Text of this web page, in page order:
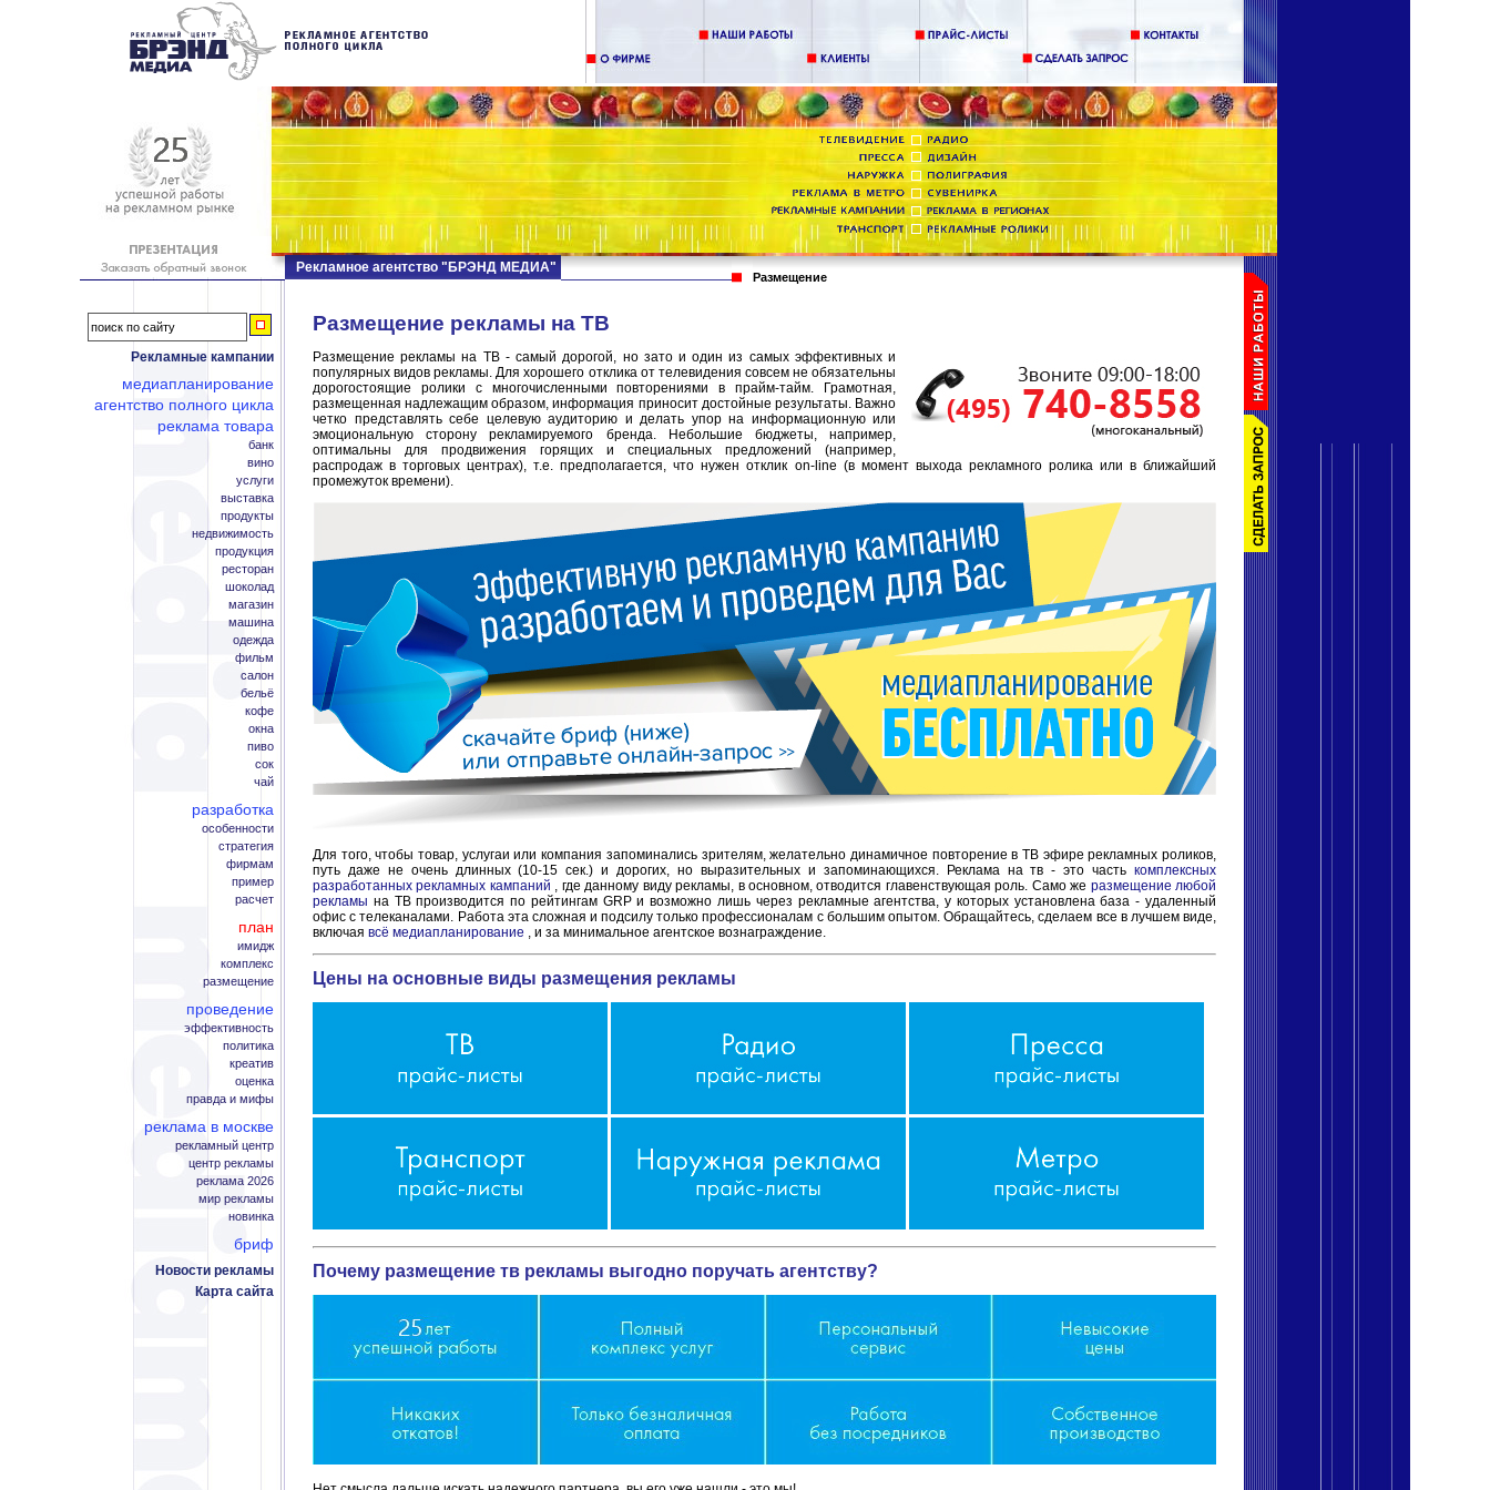
Рекламные кампании
медиапланирование
агентство полного цикла
реклама товара
банк
вино
услуги
выставка
продукты
недвижимость
продукция
ресторан
шоколад
магазин
машина
одежда
фильм
салон
бельё
кофе
окна
пиво
сок
чай
разработка
особенности
стратегия
фирмам
пример
расчет
план
имидж
комплекс
размещение
проведение
эффективность
политика
креатив
оценка
правда и мифы
реклама в москве
рекламный центр
центр рекламы
реклама 2026
мир рекламы
новинка
бриф
Новости рекламы
Карта сайта
Рекламное агентство "БРЭНД МЕДИА"
Размещение
Размещение рекламы на ТВ
Размещение рекламы на ТВ - самый дорогой, но зато и один из самых эффективных и
популярных видов рекламы. Для хорошего отклика от телевидения совсем не обязательны
дорогостоящие ролики с многочисленными повторениями в прайм-тайм. Грамотная,
размещенная надлежащим образом, информация приносит достойные результаты. Важно
четко представлять себе целевую аудиторию и делать упор на информационную или
эмоциональную сторону рекламируемого бренда. Небольшие бюджеты, например,
оптимальны для продвижения горящих и специальных предложений (например,
распродаж в торговых центрах), т.е. предполагается, что нужен отклик on-line (в момент выхода рекламного ролика или в ближайший
промежуток времени).
Для того, чтобы товар, услугаи или компания запоминались зрителям, желательно динамичное повторение в ТВ эфире рекламных роликов,
путь даже не очень длинных (10-15 сек.) и дорогих, но выразительных и запоминающихся. Реклама на тв - это часть комплексных
разработанных рекламных кампаний , где данному виду рекламы, в основном, отводится главенствующая роль. Само же размещение любой
рекламы на ТВ производится по рейтингам GRP и возможно лишь через рекламные агентства, у которых установлена база - удаленный
офис с телеканалами. Работа эта сложная и подсилу только профессионалам с большим опытом. Обращайтесь, сделаем все в лучшем виде,
включая всё медиапланирование , и за минимальное агентское вознаграждение.
Цены на основные виды размещения рекламы
Почему размещение тв рекламы выгодно поручать агентству?